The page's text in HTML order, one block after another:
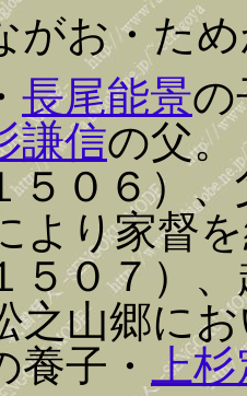
がお・た
長尾能景の
謙信の父。
５０６）
より家督
５０７）
之山郷に
養子・ 上